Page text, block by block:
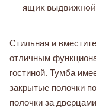
ящик выдвижной
Стильная и
отличным
гостиной. Тумба
закрытые полочки
полочки за